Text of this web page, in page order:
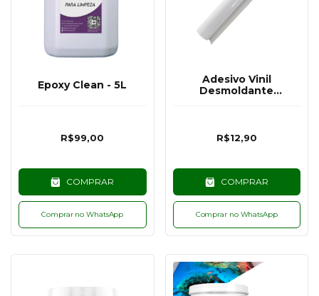
Epoxy Clean - 5L
R$99,00
COMPRAR
Comprar no WhatsApp
Adesivo Vinil
Desmoldante
R$12,90
COMPRAR
Comprar no WhatsApp